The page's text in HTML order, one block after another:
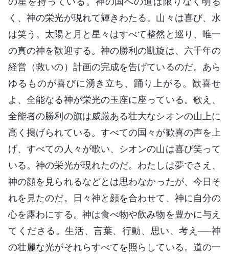
く、神の栄光が現れて輝きわたる。山々は喜び、水
は笑う。太陽と月と星々はすべて整然と巡り、唯一
の真の神を歓迎する。神の勝利の凱旋は、六千年の
経営（救いの）計画の完成を告げているのだ。あら
ゆるものが喜びに湧き立ち、踊り上がる。歓喜せ
よ、全能なる神が栄光の玉座に座っている。歌え、
全能者の勝利の旗は威厳ある壮大なシオンの山上に
高く掲げられている。すべての国々が歓喜の声を上
げ、すべての人々が歌い、シオンの山は喜び笑って
いる。神の栄光が現れたのだ。わたしは夢でさえ、
神の顔を見られるなどとは思わなかったが、今日そ
れを見たのだ。日々神と顔を合わせて、神に自分の
心を露わにする。神は食べ物や飲み物を豊かに与え
てくださる。生活、言葉、行動、思い、考え──神
の壮麗な光がそれらすべてを照らしている。道の一